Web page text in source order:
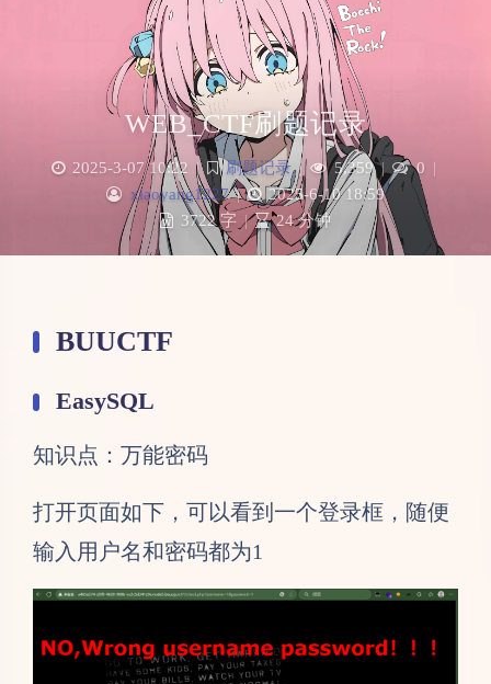
WEB_CTF刷题记录
2025-3-07 10:22 | 刷题记录 | 5,359 | 0 |
xiaoyang1227 |
2025-6-10 18:59
3722 字 | 24 分钟
BUUCTF
EasySQL
知识点：万能密码
打开页面如下，可以看到一个登录框，随便
输入用户名和密码都为1